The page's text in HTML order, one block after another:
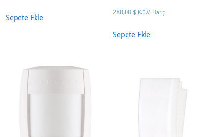
Sepete Ekle
280,00 $ K.D.V. Hariç
Sepete Ekle